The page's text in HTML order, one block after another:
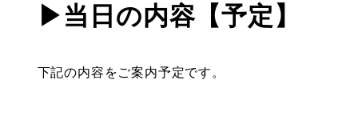
▶当日の内容【予定】
下記の内容をご案内予定です。